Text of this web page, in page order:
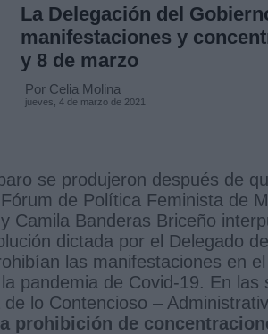
La Delegación del
manifestaciones y
y 8 de marzo
Por Celia Molina
jueves, 4 de marzo de 2021
se produjeron después de
de Política Feminista de
Camila Banderas Briceño
dictada por el Delegado
las manifestaciones en
pandemia de Covid-19. En
de lo Contencioso –
prohibición de